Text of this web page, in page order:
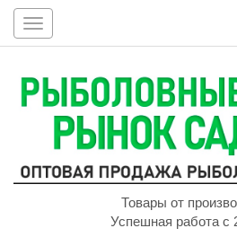
Toggle
navigation
Товары от
Успешная работа с